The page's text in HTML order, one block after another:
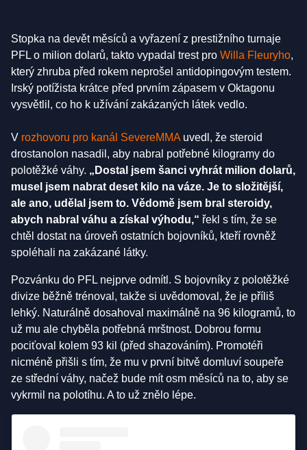
Stopka na devět měsíců a vyřazení z prestižního turnaje
PFL o milion dolarů, takto vypadal trest pro Willa Fleuryho,
který zhruba před rokem neprošel antidopingovým testem.
Irský potížista krátce před prvním zápasem v Oktagonu
vysvětlil, co ho k užívání zakázaných látek vedlo.
V rozhovoru pro kanál SevereMMA uvedl, že steroid
drostanolon nasadil, aby nabral potřebné kilogramy do
polotěžké váhy. „Dostal jsem šanci vyhrát milion dolarů,
musel jsem nabrat deset kilo na váze. Je to složitější,
ale ano, udělal jsem to. Vědomě jsem bral steroidy,
abych nabral váhu a získal výhodu,“ řekl s tím, že se
chtěl dostat na úroveň ostatních bojovníků, kteří rovněž
spoléhali na zakázané látky.
Pozvánku do PFL nejprve odmítl. S bojovníky z polotěžké
divize běžně trénoval, takže si uvědomoval, že je příliš
lehký. Naturálně dosahoval maximálně na 96 kilogramů, to
už mu ale chyběla potřebná mrštnost. Dobrou formu
pociťoval kolem 93 kil (před shazováním). Promotéři
nicméně přišli s tím, že mu v první bitvě domluví soupeře
ze střední váhy, načež bude mít osm měsíců na to, aby se
vykrmil na polotíhu. A to už znělo lépe.